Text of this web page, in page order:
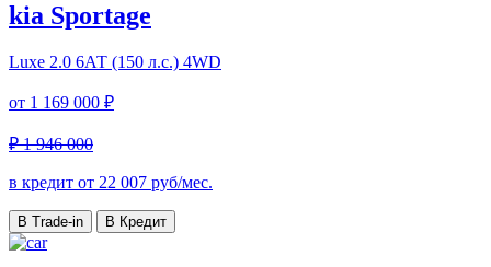
kia Sportage
Luxe 2.0 6АТ (150 л.с.) 4WD
от 1 169 000 ₽
₽ 1 946 000
в кредит от 22 007 руб/мес.
В Trade-in В Кредит